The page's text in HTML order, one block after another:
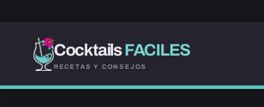
CocktailsFACILES
RECETAS Y CONSEJOS